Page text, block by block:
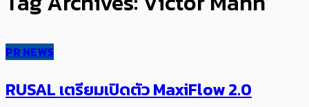
PR NEWS
RUSAL เตรียมเปิดตัว MaxiFlow 2.0